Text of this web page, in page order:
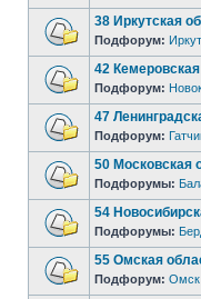
38 Иркутская
Подфорум:
42
Подфорум:
47
Подфорум:
50 Московская
Подфорумы:
54
Подфорумы:
55 Омская
Подфорум: Омск